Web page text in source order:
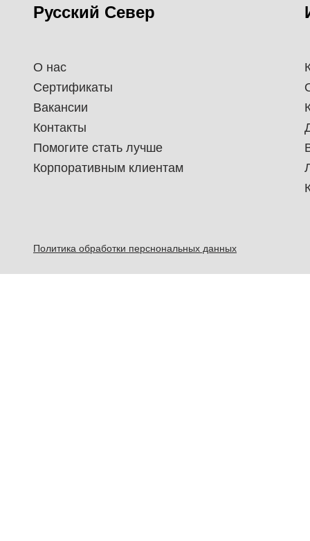
Русский Север
О нас
Сертификаты
Вакансии
Контакты
Помогите стать лучше
Корпоративным клиентам
Политика обработки перснональных данных